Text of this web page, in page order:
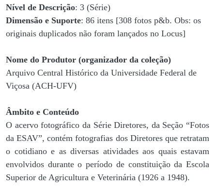
Nível de Descrição: 3 (Série)
Dimensão e Suporte: 86 itens [308 fotos p&b. Obs: os
originais duplicados não foram lançados no Locus]
Nome do Produtor (organizador da coleção)
Arquivo Central Histórico da Universidade Federal de
Viçosa (ACH-UFV)
Âmbito e Conteúdo
O acervo fotográfico da Série Diretores, da Seção “Fotos
da ESAV”, contém fotografias dos Diretores que retratam
o cotidiano e as diversas atividades aos quais estavam
envolvidos durante o período de constituição da Escola
Superior de Agricultura e Veterinária (1926 a 1948).